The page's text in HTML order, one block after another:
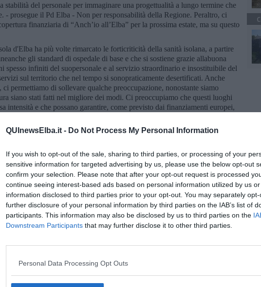
QUInewsElba.it - Do Not Process My Personal Information
If you wish to opt-out of the sale, sharing to third parties, or processing of your
sensitive information for targeted advertising by us, please use the below opt-out
confirm your selection. Please note that after your opt-out request is processed
continue seeing interest-based ads based on personal information utilized by us
information disclosed to third parties prior to your opt-out. You may separately
further disclosure of your personal information by third parties on the IAB’s list of
participants. This information may also be disclosed by us to third parties on the
Downstream Participants that may further disclose it to other third parties.
Personal Data Processing Opt Outs
stabilità del personale per immaginare una progettualità a lungo termine che
- prosegue il Pd Elba - Non per responsabilità della Regione. Peraltro, ci
finanziaria di “Anch’io all’Elba” per la prossima estate, ma su questo
d'Elba ha più volte rimarcato le forticriticità della sanità isolana, a partire
gli standard di ospedale di base e che si sostiene grazie allabuona
spesso infiniti del suopersonale e al servizio straordinario e insostituibile del
sul territorio che nel tempo si sonopraticamente desertificati. Anche
permettiamo di sollevare qualche preoccupazione, nonostante siamo
siano stati fatti nel migliore dei modi. Ci preoccupiamo che questi luoghi
intensità e che possano garantire, come previsto dai finanziamenti europei,
nei giorni festivi per chiunque ne abbia bisogno senza dover
il pronto soccorso. Anch’esso carente di personale. L’esempio della “Casa
a Rio Marina non è esattamente edificante in questo senso. In campagna
proprio per la sanità, per trovare il modo di migliorarne l’efficienza
prezzo (anche economico) la distanza, e che troppo spesso costringe i
altrove,bper chi può permetterselo, per questo abbiamo sostenuto
Per questo restiamo a disposizione, per chiarire forse meglio, cosa
per chi vive all’isola d’Elba", conclude il Pd Elba.
dell'isola d'Elba iscriviti allaNewsletter QUInews ELBA.Arriva
direttamente nella tua casella di posta.